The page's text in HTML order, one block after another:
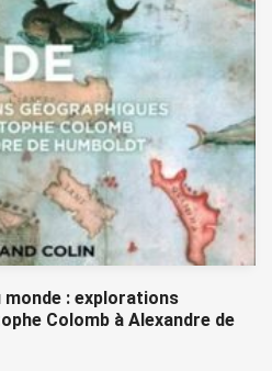
monde : explorations
Colomb à Alexandre de